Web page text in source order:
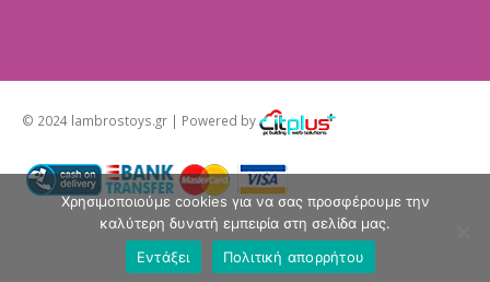
© 2024 lambrostoys.gr | Powered by
Χρησιμοποιούμε cookies για να σας προσφέρουμε την
καλύτερη δυνατή εμπειρία στη σελίδα μας.
Εντάξει
Πολιτική απορρήτου